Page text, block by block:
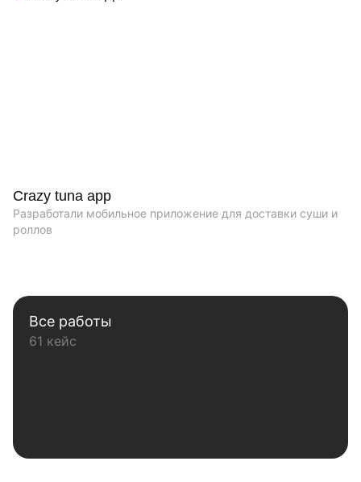
Crazy tuna app
Разработали мобильное приложение для доставки суши и
роллов
Все работы
61 кейс